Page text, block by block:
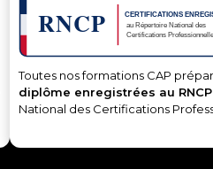
Toutes nos formations CAP
diplôme enregistrées au RNCP
National des Certifications